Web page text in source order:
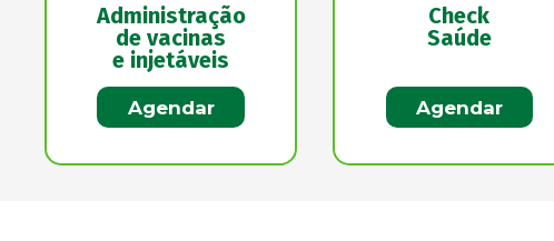
Administração
de vacinas
e injetáveis
Agendar
Check
Saúde
Agendar